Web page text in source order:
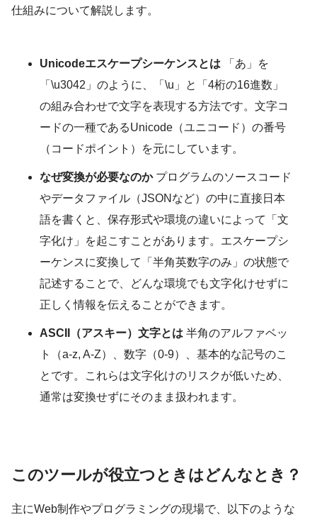
仕組みについて解説します。
Unicodeエスケープシーケンスとは 「あ」を
「\u3042」のように、「\u」と「4桁の16進数」
の組み合わせで文字を表現する方法です。文字コ
ードの一種であるUnicode（ユニコード）の番号
（コードポイント）を元にしています。
なぜ変換が必要なのかプログラムのソースコード
やデータファイル（JSONなど）の中に直接日本
語を書くと、保存形式や環境の違いによって「文
字化け」を起こすことがあります。エスケープシ
ーケンスに変換して「半角英数字のみ」の状態で
記述することで、どんな環境でも文字化けせずに
正しく情報を伝えることができます。
ASCII（アスキー）文字とは 半角のアルファベッ
ト（a-z, A-Z）、数字（0-9）、基本的な記号のこ
とです。これらは文字化けのリスクが低いため、
通常は変換せずにそのまま扱われます。
このツールが役立つときはどんなとき？
主にWeb制作やプログラミングの現場で、以下のような